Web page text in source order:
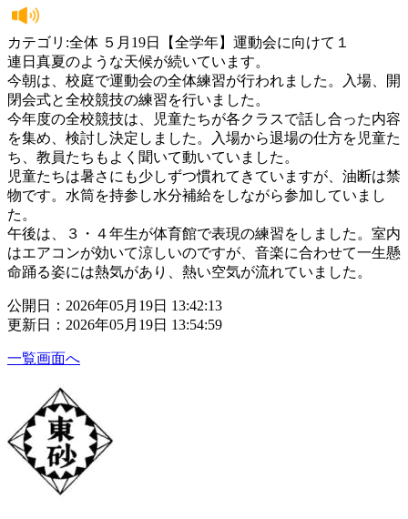
カテゴリ:全体 ５月19日【全学年】運動会に向けて１
連日真夏のような天候が続いています。
今朝は、校庭で運動会の全体練習が行われました。入場、開
閉会式と全校競技の練習を行いました。
今年度の全校競技は、児童たちが各クラスで話し合った内容
を集め、検討し決定しました。入場から退場の仕方を児童た
ち、教員たちもよく聞いて動いていました。
児童たちは暑さにも少しずつ慣れてきていますが、油断は禁
物です。水筒を持参し水分補給をしながら参加していまし
た。
午後は、３・４年生が体育館で表現の練習をしました。室内
はエアコンが効いて涼しいのですが、音楽に合わせて一生懸
命踊る姿には熱気があり、熱い空気が流れていました。
公開日：2026年05月19日 13:42:13
更新日：2026年05月19日 13:54:59
一覧画面へ